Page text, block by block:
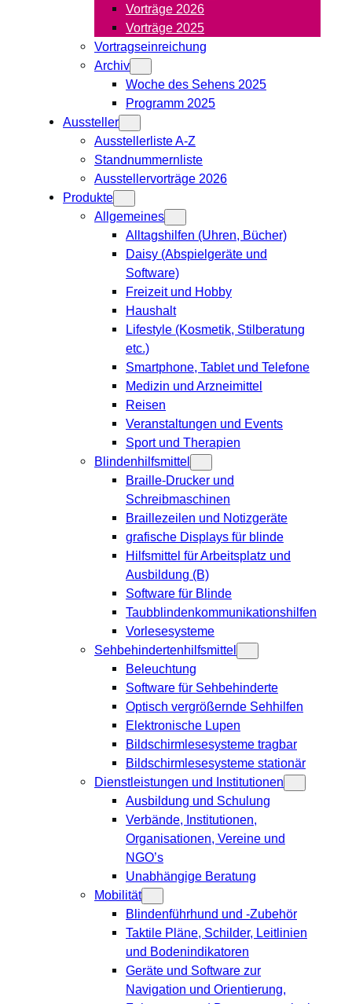
Vorträge 2026
Vorträge 2025
Vortragseinreichung
Archiv
Woche des Sehens 2025
Programm 2025
Aussteller
Ausstellerliste A-Z
Standnummernliste
Ausstellervorträge 2026
Produkte
Allgemeines
Alltagshilfen (Uhren, Bücher)
Daisy (Abspielgeräte und
Software)
Freizeit und Hobby
Haushalt
Lifestyle (Kosmetik, Stilberatung
etc.)
Smartphone, Tablet und Telefone
Medizin und Arzneimittel
Reisen
Veranstaltungen und Events
Sport und Therapien
Blindenhilfsmittel
Braille-Drucker und
Schreibmaschinen
Braillezeilen und Notizgeräte
grafische Displays für blinde
Hilfsmittel für Arbeitsplatz und
Ausbildung (B)
Software für Blinde
Taubblindenkommunikationshilfen
Vorlesesysteme
Sehbehindertenhilfsmittel
Beleuchtung
Software für Sehbehinderte
Optisch vergrößernde Sehhilfen
Elektronische Lupen
Bildschirmlesesysteme tragbar
Bildschirmlesesysteme stationär
Dienstleistungen und Institutionen
Ausbildung und Schulung
Verbände, Institutionen,
Organisationen, Vereine und
NGO’s
Unabhängige Beratung
Mobilität
Blindenführhund und -Zubehör
Taktile Pläne, Schilder, Leitlinien
und Bodenindikatoren
Geräte und Software zur
Navigation und Orientierung,